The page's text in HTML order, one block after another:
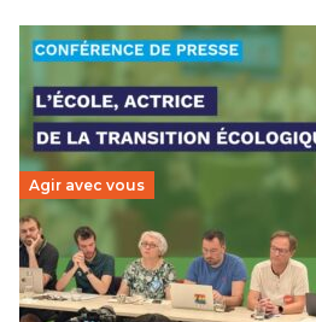
Agir avec vous
Transition écologique de
Éducation fait bouger les
30 juin 2026-National